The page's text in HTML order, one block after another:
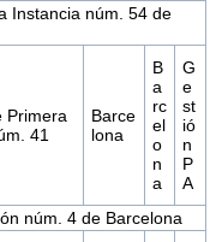
Instancia núm. 54 de
Primera
41
Barce
lona
B
a
rc
el
o
n
a
G
e
st
ió
n
P
A
núm. 4 de Barcelona